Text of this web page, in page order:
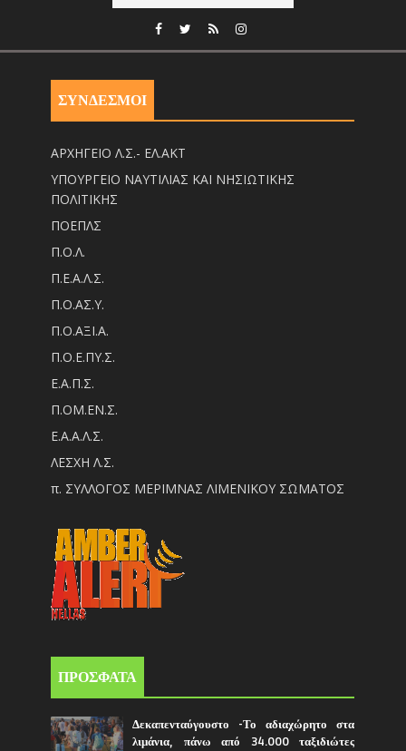
ΣΥΝΔΕΣΜΟΙ
ΑΡΧΗΓΕΙΟ Λ.Σ.- ΕΛ.ΑΚΤ
ΥΠΟΥΡΓΕΙΟ ΝΑΥΤΙΛΙΑΣ ΚΑΙ ΝΗΣΙΩΤΙΚΗΣ
ΠΟΛΙΤΙΚΗΣ
ΠΟΕΠΛΣ
Π.Ο.Λ.
Π.Ε.Α.Λ.Σ.
Π.Ο.ΑΣ.Υ.
Π.Ο.ΑΞΙ.Α.
Π.Ο.Ε.ΠΥ.Σ.
Ε.Α.Π.Σ.
Π.ΟM.EN.Σ.
Ε.Α.Α.Λ.Σ.
ΛΕΣΧΗ Λ.Σ.
π. ΣΥΛΛΟΓΟΣ ΜΕΡΙΜΝΑΣ ΛΙΜΕΝΙΚΟΥ ΣΩΜΑΤΟΣ
ΠΡΟΣΦΑΤΑ
Δεκαπενταύγουστο -Το αδιαχώρητο στα
λιμάνια, πάνω από 34.000 ταξιδιώτες